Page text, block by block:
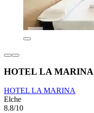
HOTEL LA MARINA
HOTEL LA MARINA
Elche
8.8/10